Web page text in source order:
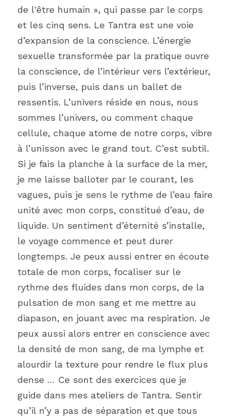
de l'être humain », qui passe par le corps
et les cinq sens. Le Tantra est une voie
d’expansion de la conscience. L’énergie
sexuelle transformée par la pratique ouvre
la conscience, de l’intérieur vers l’extérieur,
puis l’inverse, puis dans un ballet de
ressentis. L’univers réside en nous, nous
sommes l’univers, ou comment chaque
cellule, chaque atome de notre corps, vibre
à l’unisson avec le grand tout. C’est subtil.
Si je fais la planche à la surface de la mer,
je me laisse balloter par le courant, les
vagues, puis je sens le rythme de l’eau faire
unité avec mon corps, constitué d’eau, de
liquide. Un sentiment d’éternité s’installe,
le voyage commence et peut durer
longtemps. Je peux aussi entrer en écoute
totale de mon corps, focaliser sur le
rythme des fluides dans mon corps, de la
pulsation de mon sang et me mettre au
diapason, en jouant avec ma respiration. Je
peux aussi alors entrer en conscience avec
la densité de mon sang, de ma lymphe et
alourdir la texture pour rendre le flux plus
dense … Ce sont des exercices que je
guide dans mes ateliers de Tantra. Sentir
qu’il n’y a pas de séparation et que tous